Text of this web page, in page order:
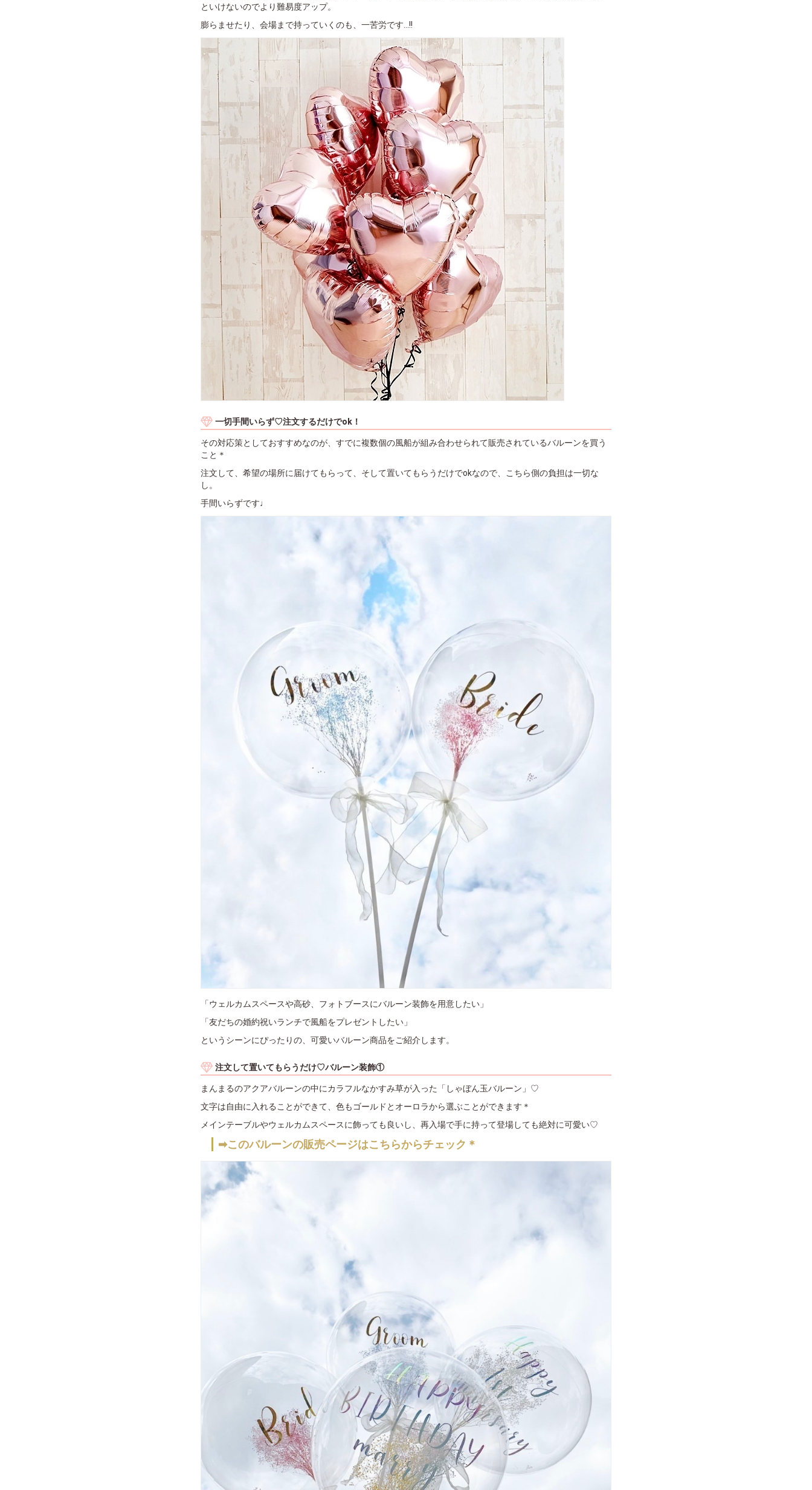
といけないのでより難易度アップ。
膨らませたり、会場まで持っていくのも、一苦労です...!!
一切手間いらず♡注文するだけでok！
その対応策としておすすめなのが、すでに複数個の風船が組み合わせられて販売されているバルーンを買う
こと＊
注文して、希望の場所に届けてもらって、そして置いてもらうだけでokなので、こちら側の負担は一切な
し。
手間いらずです♩
「ウェルカムスペースや高砂、フォトブースにバルーン装飾を用意したい」
「友だちの婚約祝いランチで風船をプレゼントしたい」
というシーンにぴったりの、可愛いバルーン商品をご紹介します。
注文して置いてもらうだけ♡バルーン装飾①
まんまるのアクアバルーンの中にカラフルなかすみ草が入った「しゃぼん玉バルーン」♡
文字は自由に入れることができて、色もゴールドとオーロラから選ぶことができます＊
メインテーブルやウェルカムスペースに飾っても良いし、再入場で手に持って登場しても絶対に可愛い♡
➡このバルーンの販売ページはこちらからチェック＊